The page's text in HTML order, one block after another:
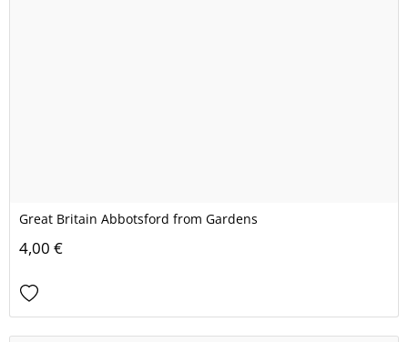
Great Britain Abbotsford from Gardens
4,00 €